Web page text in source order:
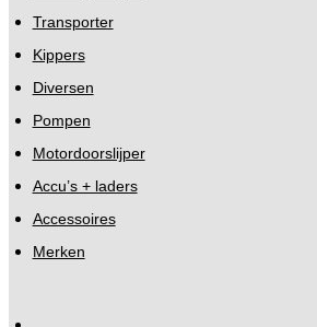
Transporter
Kippers
Diversen
Pompen
Motordoorslijper
Accu’s + laders
Accessoires
Merken